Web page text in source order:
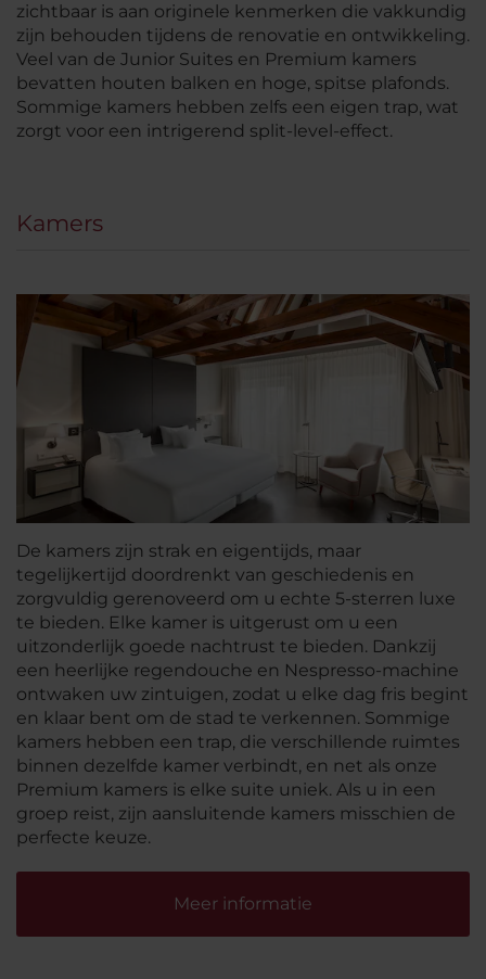
zichtbaar is aan originele kenmerken die vakkundig
zijn behouden tijdens de renovatie en ontwikkeling.
Veel van de Junior Suites en Premium kamers
bevatten houten balken en hoge, spitse plafonds.
Sommige kamers hebben zelfs een eigen trap, wat
zorgt voor een intrigerend split-level-effect.
Kamers
De kamers zijn strak en eigentijds, maar
tegelijkertijd doordrenkt van geschiedenis en
zorgvuldig gerenoveerd om u echte 5-sterren luxe
te bieden. Elke kamer is uitgerust om u een
uitzonderlijk goede nachtrust te bieden. Dankzij
een heerlijke regendouche en Nespresso-machine
ontwaken uw zintuigen, zodat u elke dag fris begint
en klaar bent om de stad te verkennen. Sommige
kamers hebben een trap, die verschillende ruimtes
binnen dezelfde kamer verbindt, en net als onze
Premium kamers is elke suite uniek. Als u in een
groep reist, zijn aansluitende kamers misschien de
perfecte keuze.
Meer informatie